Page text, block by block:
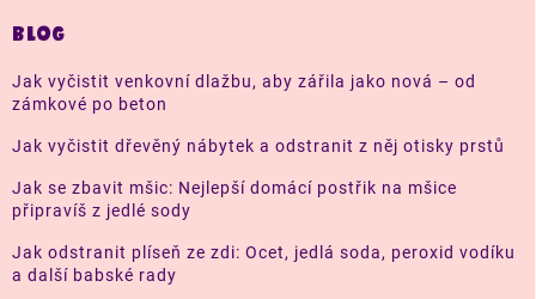
BLOG
Jak vyčistit venkovní dlažbu, aby zářila jako nová – od
zámkové po beton
Jak vyčistit dřevěný nábytek a odstranit z něj otisky prstů
Jak se zbavit mšic: Nejlepší domácí postřik na mšice
připravíš z jedlé sody
Jak odstranit plíseň ze zdi: Ocet, jedlá soda, peroxid vodíku
a další babské rady